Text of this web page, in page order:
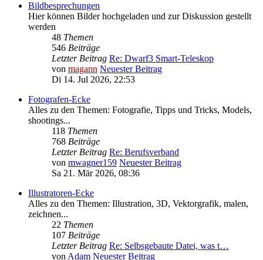
Bildbesprechungen
Hier können Bilder hochgeladen und zur Diskussion gestellt
werden
48 Themen
546 Beiträge
Letzter Beitrag Re: Dwarf3 Smart-Teleskop
von magann Neuester Beitrag
Di 14. Jul 2026, 22:53
Fotografen-Ecke
Alles zu den Themen: Fotografie, Tipps und Tricks, Models,
shootings...
118 Themen
768 Beiträge
Letzter Beitrag Re: Berufsverband
von mwagner159 Neuester Beitrag
Sa 21. Mär 2026, 08:36
Illustratoren-Ecke
Alles zu den Themen: Illustration, 3D, Vektorgrafik, malen,
zeichnen...
22 Themen
107 Beiträge
Letzter Beitrag Re: Selbsgebaute Datei, was t…
vonAdam Neuester Beitrag